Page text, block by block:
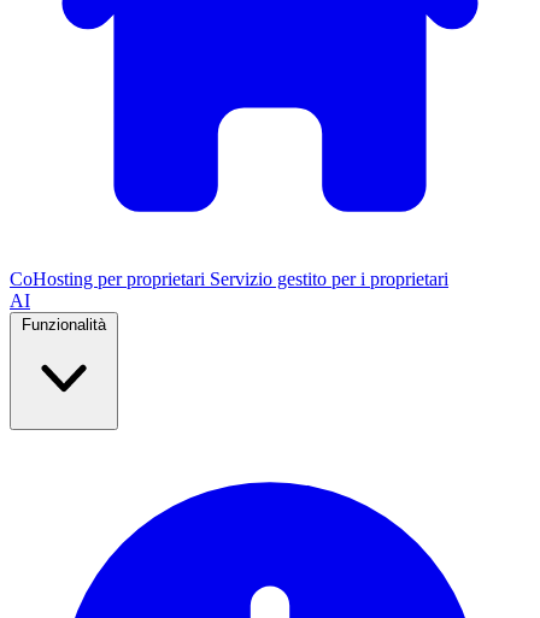
CoHosting per proprietari Servizio gestito per i proprietari
AI
Funzionalità